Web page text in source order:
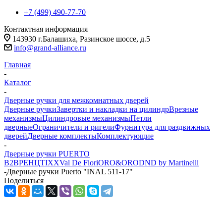
+7 (499) 490-77-70
Контактная информация
143930 г.Балашиха, Разинское шоссе, д.5
info@grand-alliance.ru
Главная
-
Каталог
-
Дверные ручки для межкомнатных дверей
Дверные ручкиЗавертки и накладки на цилиндрВрезные
механизмыЦилиндровые механизмыПетли
дверныеОграничители и ригелиФурнитура для раздвижных
дверейДверные комплектыКомплектующие
-
Дверные ручки PUERTO
B2BРЕНЦTIXXVal De FioriORO&ORODND by Martinelli
-Дверные ручки Puerto "INAL 511-17"
Поделиться